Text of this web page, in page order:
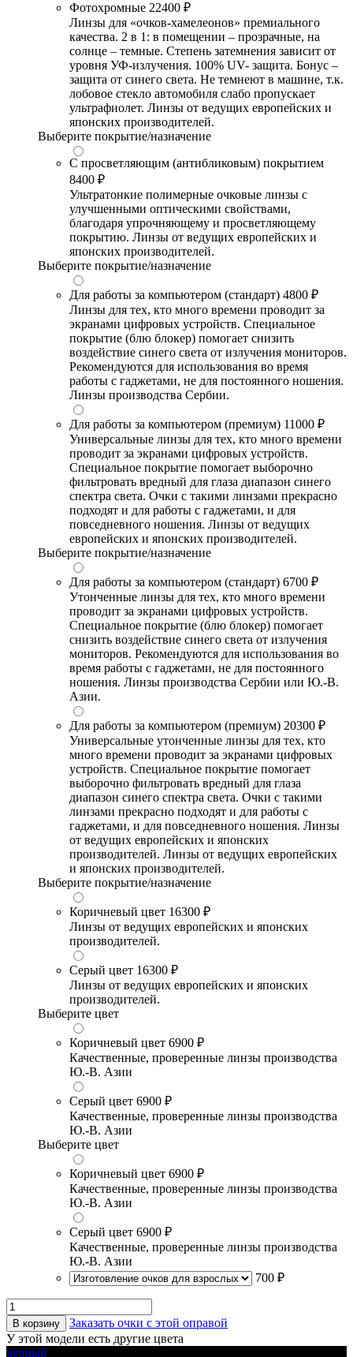
Фотохромные 22400 ₽
Линзы для «очков-хамелеонов» премиального
качества. 2 в 1: в помещении – прозрачные, на
солнце – темные. Степень затемнения зависит от
уровня УФ-излучения. 100% UV- защита. Бонус –
защита от синего света. Не темнеют в машине, т.к.
лобовое стекло автомобиля слабо пропускает
ультрафиолет. Линзы от ведущих европейских и
японских производителей.
Выберите покрытие/назначение
С просветляющим (антибликовым) покрытием
8400 ₽
Ультратонкие полимерные очковые линзы с
улучшенными оптическими свойствами,
благодаря упрочняющему и просветляющему
покрытию. Линзы от ведущих европейских и
японских производителей.
Выберите покрытие/назначение
Для работы за компьютером (стандарт) 4800 ₽
Линзы для тех, кто много времени проводит за
экранами цифровых устройств. Специальное
покрытие (блю блокер) помогает снизить
воздействие синего света от излучения мониторов.
Рекомендуются для использования во время
работы с гаджетами, не для постоянного ношения.
Линзы производства Сербии.
Для работы за компьютером (премиум) 11000 ₽
Универсальные линзы для тех, кто много времени
проводит за экранами цифровых устройств.
Специальное покрытие помогает выборочно
фильтровать вредный для глаза диапазон синего
спектра света. Очки с такими линзами прекрасно
подходят и для работы с гаджетами, и для
повседневного ношения. Линзы от ведущих
европейских и японских производителей.
Выберите покрытие/назначение
Для работы за компьютером (стандарт) 6700 ₽
Утонченные линзы для тех, кто много времени
проводит за экранами цифровых устройств.
Специальное покрытие (блю блокер) помогает
снизить воздействие синего света от излучения
мониторов. Рекомендуются для использования во
время работы с гаджетами, не для постоянного
ношения. Линзы производства Сербии или Ю.-В.
Азии.
Для работы за компьютером (премиум) 20300 ₽
Универсальные утонченные линзы для тех, кто
много времени проводит за экранами цифровых
устройств. Специальное покрытие помогает
выборочно фильтровать вредный для глаза
диапазон синего спектра света. Очки с такими
линзами прекрасно подходят и для работы с
гаджетами, и для повседневного ношения. Линзы
от ведущих европейских и японских
производителей. Линзы от ведущих европейских
и японских производителей.
Выберите покрытие/назначение
Коричневый цвет 16300 ₽
Линзы от ведущих европейских и японских
производителей.
Серый цвет 16300 ₽
Линзы от ведущих европейских и японских
производителей.
Выберите цвет
Коричневый цвет 6900 ₽
Качественные, проверенные линзы производства
Ю.-В. Азии
Серый цвет 6900 ₽
Качественные, проверенные линзы производства
Ю.-В. Азии
Выберите цвет
Коричневый цвет 6900 ₽
Качественные, проверенные линзы производства
Ю.-В. Азии
Серый цвет 6900 ₽
Качественные, проверенные линзы производства
Ю.-В. Азии
700 ₽
В корзину
Заказать очки с этой оправой
У этой модели есть другие цвета
черный